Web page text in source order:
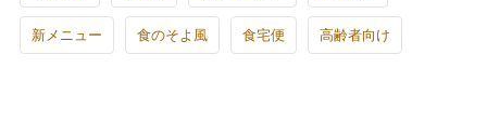
新メニュー 食のそよ風 食宅便 高齢者向け